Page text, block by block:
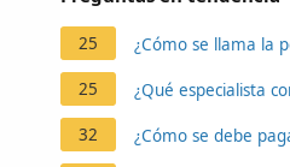
25 ¿Cómo se llama la
25 ¿Qué especialista
32 ¿Cómo se debe